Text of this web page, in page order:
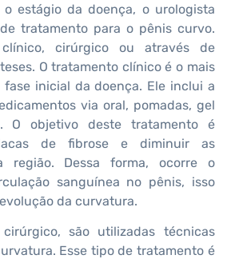
o estágio da doença, o urologista
tratamento para o pênis curvo.
cirúrgico ou através de
O tratamento clínico é o mais
fase inicial da doença. Ele inclui a
via oral, pomadas, gel
O objetivo deste tratamento é
de fibrose e diminuir as
região. Dessa forma, ocorre o
sanguínea no pênis, isso
da curvatura.
são utilizadas técnicas
Esse tipo de tratamento é